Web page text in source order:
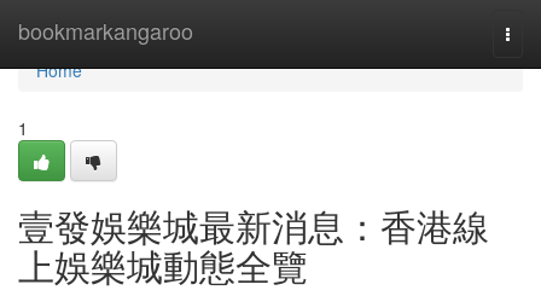
bookmarkangaroo
Home
Home
1
壹發娛樂城最新消息：香港線
上娛樂城動態全覽